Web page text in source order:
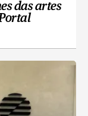
das artes